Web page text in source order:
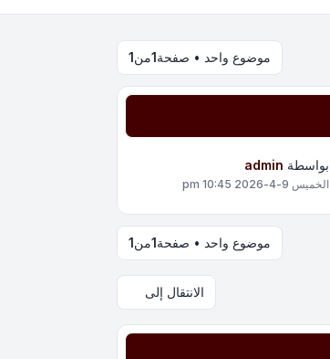
موضوع واحد • صفحة1من1
بواسطة admin
الخميس 9-4-2026 10:45 pm
موضوع واحد • صفحة1من1
الانتقال إلى